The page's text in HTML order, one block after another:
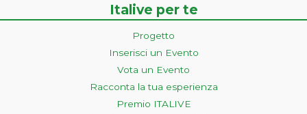
Italive per te
Progetto
Inserisci un Evento
Vota un Evento
Racconta la tua esperienza
Premio ITALIVE